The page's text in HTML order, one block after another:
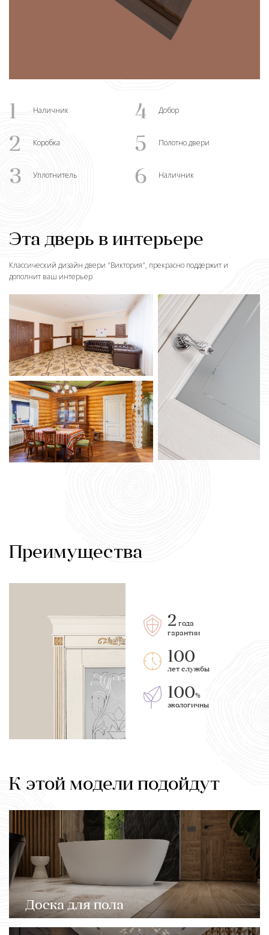
1 Наличник 4 Добор
2 Коробка 5 Полотно двери
3 Уплотнитель 6 Наличник
Эта дверь в интерьере
Классический дизайн двери "Виктория", прекрасно поддержит и
дополнит ваш интерьер
Преимущества
2 года
гарантии
100
лет службы
100%
экологичны
К этой модели подойдут
Доска для пола